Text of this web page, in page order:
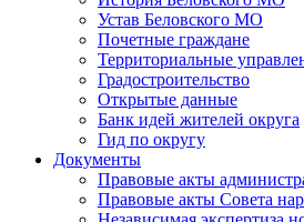
Устав Беловского МО
Почетные граждане
Территориальные
Градостроительство
Открытые данные
Банк идей жителей округа
Гид по округу
Документы
Правовые акты
Правовые акты Совета